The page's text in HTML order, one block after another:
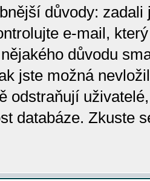
důvody:
e-mail,
důvodu
jste možná
odstraňují
databáze. Zkuste